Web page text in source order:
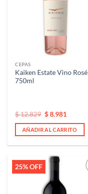
CEPAS
Kaiken Estate Vino Rosé
750ml
El
precio
original
era:
$12.829 El
actual
es:
$8.981
AÑADIR AL CARRITO
25% OFF